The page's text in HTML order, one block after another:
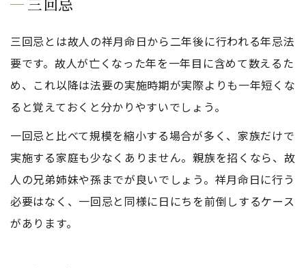
三回忌とは故人の祥月命日から二年後に行われる年忌法
要です。故人が亡くなった年を一年目に含めて数えるた
め、これ以降は法要の実施時期が実際よりも一年短くな
ると覚えておくと分かりやすいでしょう。
一回忌と比べて規模を縮小する場合が多く、家族だけで
実施する家庭も少なくありません。親族を招くなら、故
人の兄弟姉妹や孫までが良いでしょう。祥月命日に行う
必要はなく、一回忌と同様に日にちを前倒しするケース
があります。